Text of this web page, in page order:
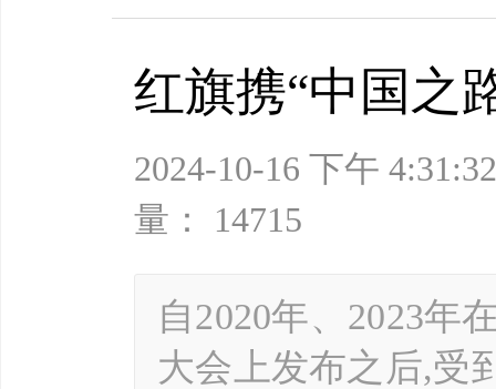
红旗携“中国之
2024-10-16 下午
量： 14715
自2020年、2023年
大会上发布之后,受